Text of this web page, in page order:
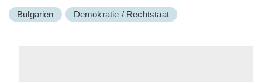
Bulgarien Demokratie / Rechtstaat